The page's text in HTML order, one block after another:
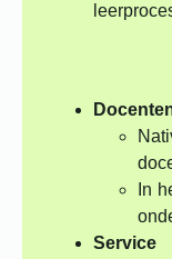
In
Service